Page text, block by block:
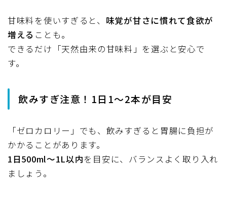
甘味料を使いすぎると、 味覚が甘さに慣れて食欲が
増える ことも。
できるだけ「天然由来の甘味料」を選ぶと安心で
す。
飲みすぎ注意！1日1〜2本が目安
「ゼロカロリー」でも、飲みすぎると胃腸に負担が
かかることがあります。
1日500ml〜1L以内を目安に、バランスよく取り入れ
ましょう。